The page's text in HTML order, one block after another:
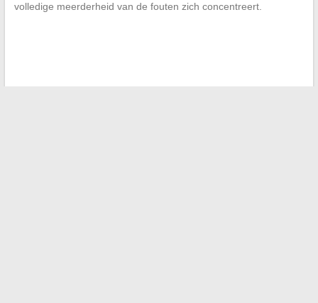
volledige meerderheid van de fouten zich concentreert.